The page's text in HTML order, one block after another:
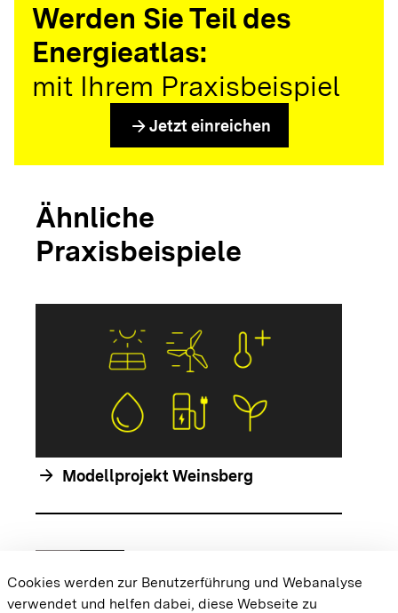
Werden Sie Teil des
Energieatlas:
mit Ihrem Praxisbeispiel
arrow_forward Jetzt einreichen
Ähnliche
Praxisbeispiele
arrow_forward Modellprojekt Weinsberg
Zur vorhergehenden Folie springen
chevron_rightZur nächsten Folie springen
Cookies werden zur Benutzerführung und Webanalyse
verwendet und helfen dabei, diese Webseite zu